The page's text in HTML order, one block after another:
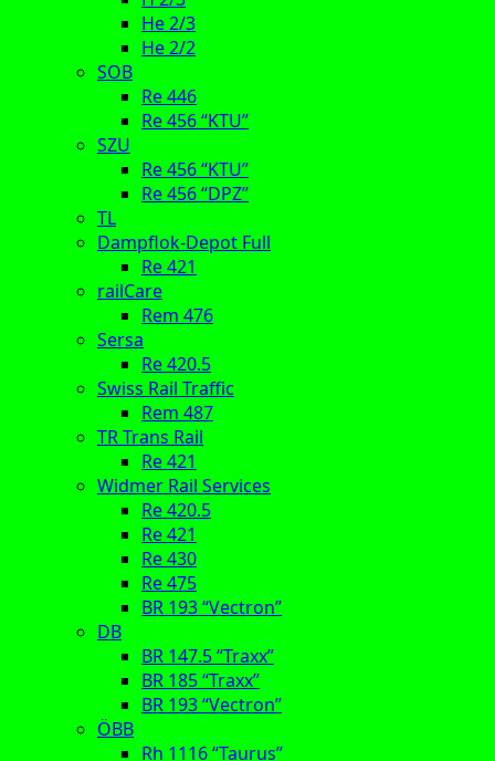
He 2/3
He 2/2
SOB
Re 446
Re 456 “KTU”
SZU
Re 456 “KTU”
Re 456 “DPZ”
TL
Dampflok-Depot Full
Re 421
railCare
Rem 476
Sersa
Re 420.5
Swiss Rail Traffic
Rem 487
TR Trans Rail
Re 421
Widmer Rail Services
Re 420.5
Re 421
Re 430
Re 475
BR 193 “Vectron”
DB
BR 147.5 “Traxx”
BR 185 “Traxx”
BR 193 “Vectron”
ÖBB
Rh 1116 “Taurus”